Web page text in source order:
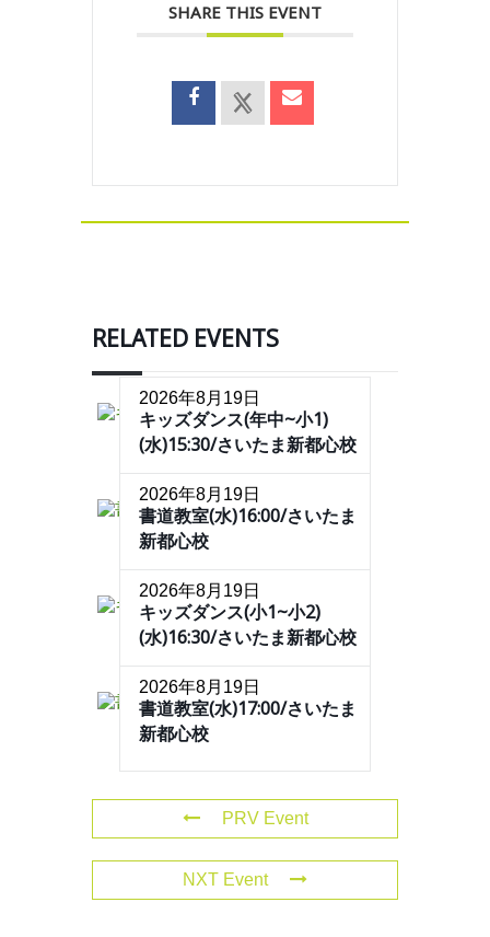
SHARE THIS EVENT
RELATED EVENTS
2026年8月19日
キッズダンス(年中~小1)
(水)15:30/さいたま新都心校
2026年8月19日
書道教室(水)16:00/さいたま
新都心校
2026年8月19日
キッズダンス(小1~小2)
(水)16:30/さいたま新都心校
2026年8月19日
書道教室(水)17:00/さいたま
新都心校
PRV Event
NXT Event